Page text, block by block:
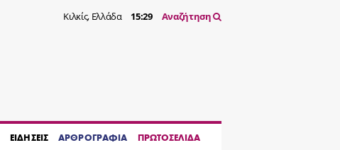
Κιλκίς, Ελλάδα 15:29 Αναζήτηση
ΕΙΔΗΣΕΙΣ ΑΡΘΡΟΓΡΑΦΙΑ ΠΡΩΤΟΣΕΛΙΔΑ